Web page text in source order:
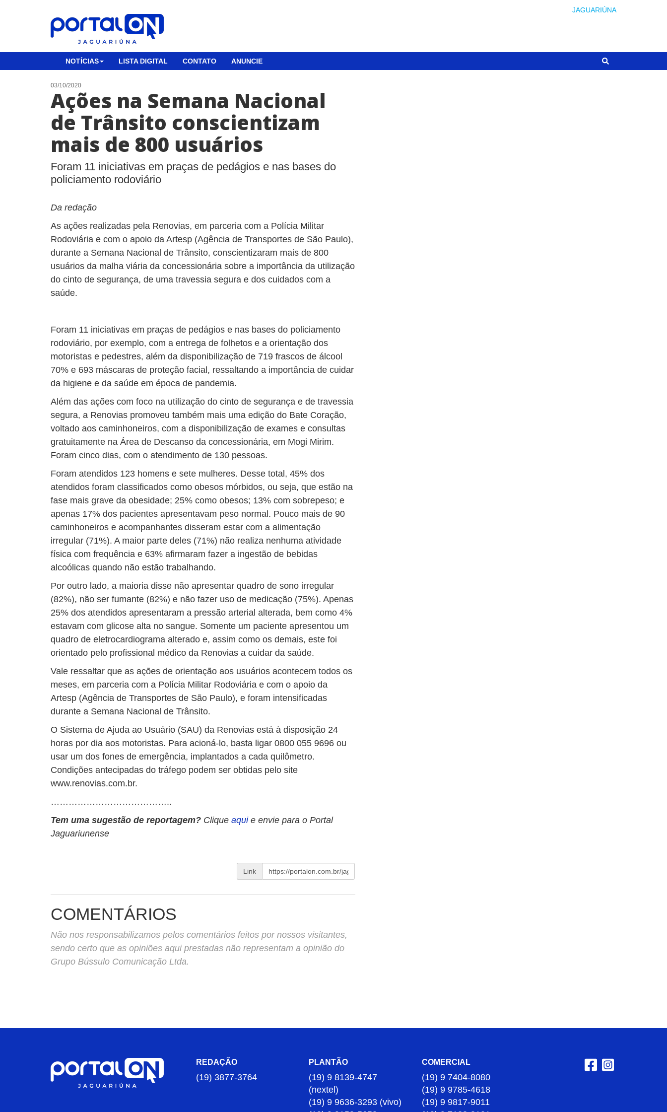
JAGUARIÚNA
NOTÍCIAS LISTA DIGITAL CONTATO ANUNCIE
03/10/2020
Ações na Semana Nacional
de Trânsito conscientizam
mais de 800 usuários
Foram 11 iniciativas em praças de pedágios e nas bases do
policiamento rodoviário
Da redação
As ações realizadas pela Renovias, em parceria com a Polícia Militar
Rodoviária e com o apoio da Artesp (Agência de Transportes de São Paulo),
durante a Semana Nacional de Trânsito, conscientizaram mais de 800
usuários da malha viária da concessionária sobre a importância da utilização
do cinto de segurança, de uma travessia segura e dos cuidados com a
saúde.
Foram 11 iniciativas em praças de pedágios e nas bases do policiamento
rodoviário, por exemplo, com a entrega de folhetos e a orientação dos
motoristas e pedestres, além da disponibilização de 719 frascos de álcool
70% e 693 máscaras de proteção facial, ressaltando a importância de cuidar
da higiene e da saúde em época de pandemia.
Além das ações com foco na utilização do cinto de segurança e de travessia
segura, a Renovias promoveu também mais uma edição do Bate Coração,
voltado aos caminhoneiros, com a disponibilização de exames e consultas
gratuitamente na Área de Descanso da concessionária, em Mogi Mirim.
Foram cinco dias, com o atendimento de 130 pessoas.
Foram atendidos 123 homens e sete mulheres. Desse total, 45% dos
atendidos foram classificados como obesos mórbidos, ou seja, que estão na
fase mais grave da obesidade; 25% como obesos; 13% com sobrepeso; e
apenas 17% dos pacientes apresentavam peso normal. Pouco mais de 90
caminhoneiros e acompanhantes disseram estar com a alimentação
irregular (71%). A maior parte deles (71%) não realiza nenhuma atividade
física com frequência e 63% afirmaram fazer a ingestão de bebidas
alcoólicas quando não estão trabalhando.
Por outro lado, a maioria disse não apresentar quadro de sono irregular
(82%), não ser fumante (82%) e não fazer uso de medicação (75%). Apenas
25% dos atendidos apresentaram a pressão arterial alterada, bem como 4%
estavam com glicose alta no sangue. Somente um paciente apresentou um
quadro de eletrocardiograma alterado e, assim como os demais, este foi
orientado pelo profissional médico da Renovias a cuidar da saúde.
Vale ressaltar que as ações de orientação aos usuários acontecem todos os
meses, em parceria com a Polícia Militar Rodoviária e com o apoio da
Artesp (Agência de Transportes de São Paulo), e foram intensificadas
durante a Semana Nacional de Trânsito.
O Sistema de Ajuda ao Usuário (SAU) da Renovias está à disposição 24
horas por dia aos motoristas. Para acioná-lo, basta ligar 0800 055 9696 ou
usar um dos fones de emergência, implantados a cada quilômetro.
Condições antecipadas do tráfego podem ser obtidas pelo site
www.renovias.com.br.
…………………………………..
Tem uma sugestão de reportagem? Clique aqui e envie para o Portal
Jaguariunense
Link
COMENTÁRIOS
Não nos responsabilizamos pelos comentários feitos por nossos visitantes,
sendo certo que as opiniões aqui prestadas não representam a opinião do
Grupo Bússulo Comunicação Ltda.
REDAÇÃO
(19) 3877-3764
PLANTÃO
(19) 9 8139-4747
(nextel)
(19) 9 9636-3293 (vivo)
COMERCIAL
(19) 9 7404-8080
(19) 9 9785-4618
(19) 9 9817-9011